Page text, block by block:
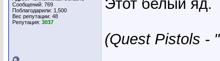
Сообщений: 769
Поблагодарили: 1,500
Вес репутации: 48
Репутация: 3037
Этот белый яд.
(Quest Pistols -